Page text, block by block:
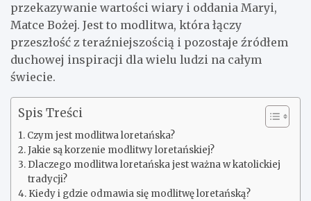
przekazywanie wartości wiary i oddania Maryi,
Matce Bożej. Jest to modlitwa, która łączy
przeszłość z teraźniejszością i pozostaje źródłem
duchowej inspiracji dla wielu ludzi na całym
świecie.
Spis Treści
Czym jest modlitwa loretańska?
Jakie są korzenie modlitwy loretańskiej?
Dlaczego modlitwa loretańska jest ważna w katolickiej
tradycji?
Kiedy i gdzie odmawia się modlitwę loretańską?